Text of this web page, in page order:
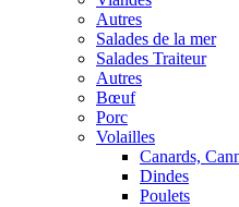
Autres
Salades de la mer
Salades Traiteur
Autres
Bœuf
Porc
Volailles
Canards,
Dindes
Poulets